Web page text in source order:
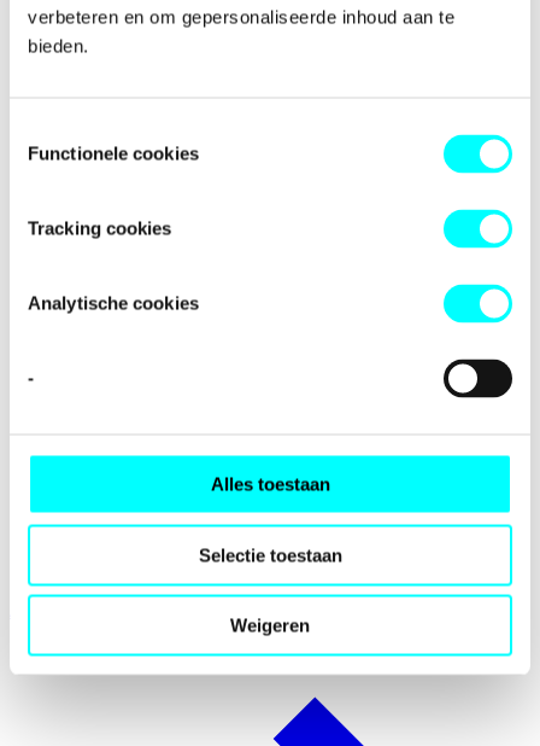
verbeteren en om gepersonaliseerde inhoud aan te
bieden.
Functionele cookies
Tracking cookies
Analytische cookies
-
Alles toestaan
Selectie toestaan
Weigeren
Toekenningen
Activiteiten